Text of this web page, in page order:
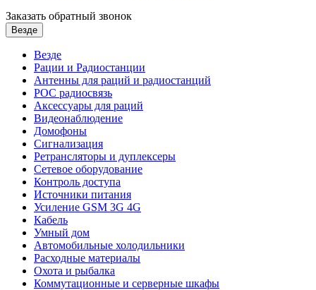
Заказать обратный звонок
Везде
Везде
Рации и Радиостанции
Антенны для раций и радиостанций
POC радиосвязь
Аксессуары для раций
Видеонаблюдение
Домофоны
Сигнализация
Ретрансляторы и дуплексеры
Сетевое оборудование
Контроль доступа
Источники питания
Усиление GSM 3G 4G
Кабель
Умный дом
Автомобильные холодильники
Расходные материалы
Охота и рыбалка
Коммутационные и серверные шкафы